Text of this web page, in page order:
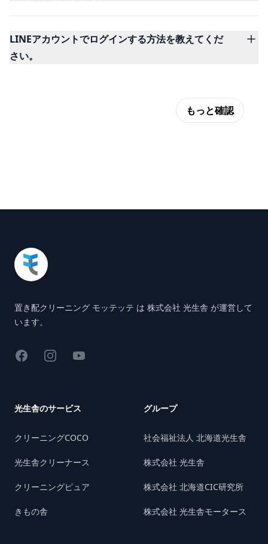
LINEアカウントでログインする方法を教えてくだ
さい。
もっと確認
置き配クリーニング モッテッテ は 株式会社 光生舎 が運営して
います。
FacebookInstagramYouTube
光生舎のサービス
クリーニングCOCO
光生舎クリーナース
クリーニングピュア
きもの舎
グループ
社会福祉法人 北海道光生舎
株式会社 光生舎
株式会社 北海道CIC研究所
株式会社 光生舎モータース